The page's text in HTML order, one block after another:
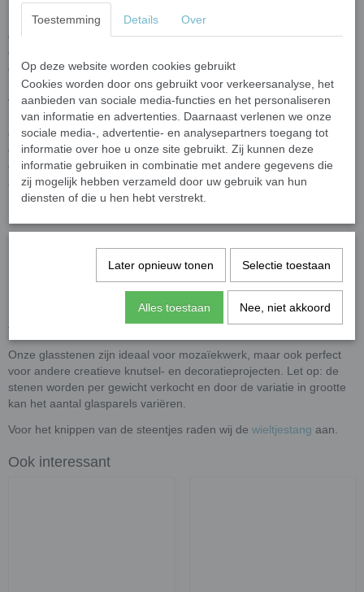
Deze mooie glasparels zijn vervaardigd uit
gekleurde oxiden. De glasparels worden gemaakt door klomples
gesmoten glas (nuggets) op een transportband te laten vallen die
door een oven wordt geleid. In de oven krijgen de glasparels hun
uiteindelike vorm. Door het unieke fabricageproces kunnen de
vorm en afmeting van de glasparels variëren. Ze hebben een
semi-ronde vormmet een bolle bovenkant en een platte
onderkant. Elke steen heeft eendikte van ongeveer 6 mm en een
diameter van 16-20 mm. Door het productieproces kunnen vorm
en grootte variëren per batch, wat zorgt voor een uniek,
ambachtelijk karakter.
Standaard glasparels variërend tussen ongeveer 16 en 20
Toepassingen
Onze glasstenen zijn ideaal voor mozaïekwerk, maar ook perfect
voor andere creatieve knutsel- en decoratieprojecten. Let op: de
stenen worden per gewicht verkocht en door de variatie in grootte
kan het aantal glasparels variëren.
Voor het knippen van de steentjes raden wij de wieltjestang aan.
Ook interessant
Toestemming Details Over
Op deze website worden cookies gebruikt
Cookies worden door ons gebruikt voor verkeersanalyse, het
aanbieden van sociale media-functies en het personaliseren
van informatie en advertenties. Daarnaast verlenen we onze
sociale media-, advertentie- en analysepartners toegang tot
informatie over hoe u onze site gebruikt. Zij kunnen deze
informatie gebruiken in combinatie met andere gegevens die
zij mogelijk hebben verzameld door uw gebruik van hun
diensten of die u hen hebt verstrekt.
Later opnieuw tonen Selectie toestaan
Alles toestaan Nee, niet akkoord